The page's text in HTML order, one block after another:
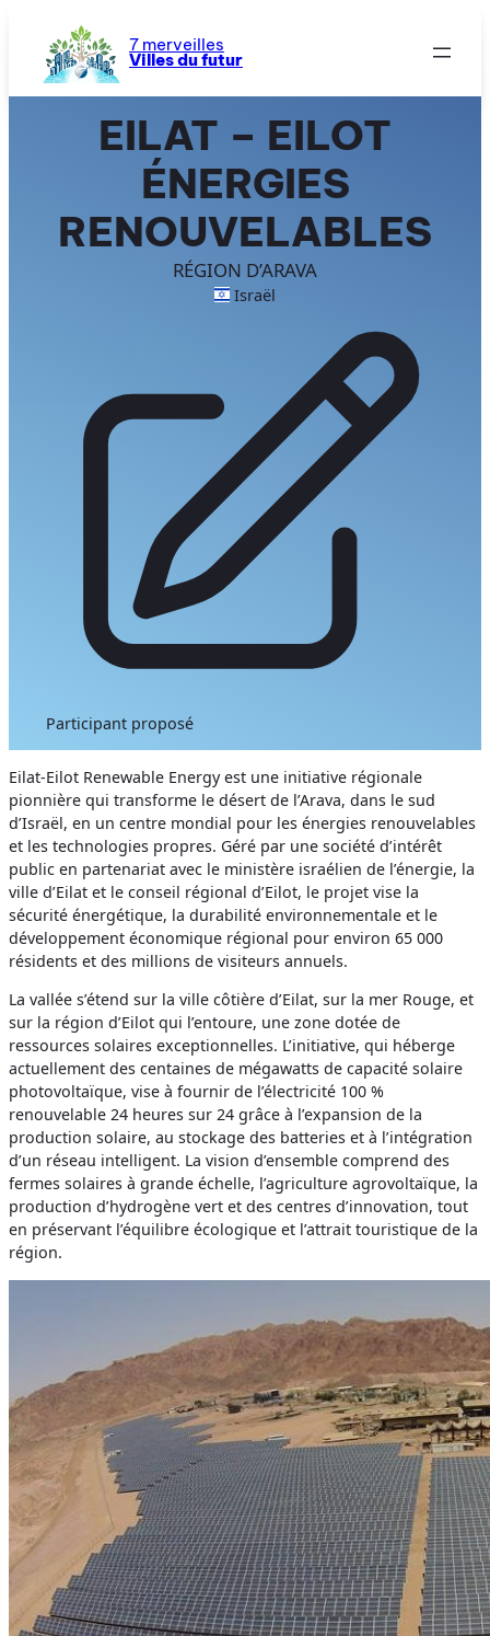
contenu
7 merveilles
Villes du futur
EILAT – EILOT
ÉNERGIES
RENOUVELABLES
RÉGION D’ARAVA
Israël
Participant proposé
Eilat-Eilot Renewable Energy est une initiative régionale
pionnière qui transforme le désert de l’Arava, dans le sud
d’Israël, en un centre mondial pour les énergies renouvelables
et les technologies propres. Géré par une société d’intérêt
public en partenariat avec le ministère israélien de l’énergie, la
ville d’Eilat et le conseil régional d’Eilot, le projet vise la
sécurité énergétique, la durabilité environnementale et le
développement économique régional pour environ 65 000
résidents et des millions de visiteurs annuels.
La vallée s’étend sur la ville côtière d’Eilat, sur la mer Rouge, et
sur la région d’Eilot qui l’entoure, une zone dotée de
ressources solaires exceptionnelles. L’initiative, qui héberge
actuellement des centaines de mégawatts de capacité solaire
photovoltaïque, vise à fournir de l’électricité 100 %
renouvelable 24 heures sur 24 grâce à l’expansion de la
production solaire, au stockage des batteries et à l’intégration
d’un réseau intelligent. La vision d’ensemble comprend des
fermes solaires à grande échelle, l’agriculture agrovoltaïque, la
production d’hydrogène vert et des centres d’innovation, tout
en préservant l’équilibre écologique et l’attrait touristique de la
région.